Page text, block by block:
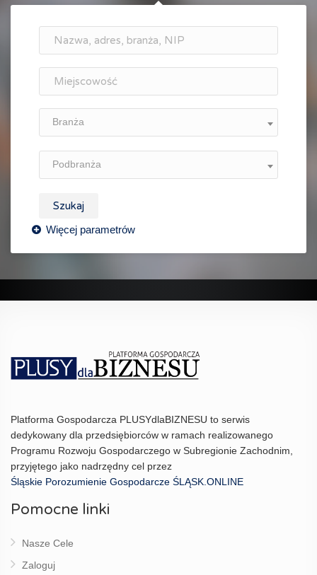
Branża
Podbranża
Szukaj
Platforma Gospodarcza PLUSYdlaBIZNESU to serwis
dedykowany dla przedsiębiorców w ramach realizowanego
Programu Rozwoju Gospodarczego w Subregionie Zachodnim,
przyjętego jako nadrzędny cel przez
Śląskie Porozumienie Gospodarcze ŚLĄSK.ONLINE
Pomocne linki
Nasze Cele
Zaloguj